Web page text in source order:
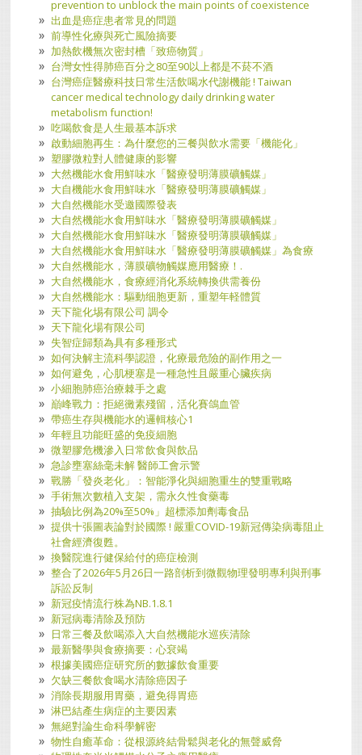
prevention to unblock the main points of coexistence
出血是癌症患者常見的問題
前導性化療與死亡風險摘要
加熱飲機無次密封槽「致癌物質」
台灣女性得肺癌百分之80至90以上都是不菸不酒
台灣癌症醫療科技日常生活飲喝水代謝機能 ! Taiwan
cancer medical technology daily drinking water
metabolism function!
吃喝飲食是人生最基本訴求
啟動細胞再生：為什麼您的三餐與飲水需要「機能化」
塑膠微粒對人體健康的影響
大然機能水食用鮮味水「醫療發明薄膜礦觸媒」
大自機能水食用鮮味水「醫療發明薄膜礦觸媒」
大自然機能水受邀國際發表
大自然機能水食用鮮味水「醫療發明薄膜礦觸媒」
大自然機能水食用鮮味水「醫療發明薄膜礦觸媒」
大自然機能水食用鮮味水「醫療發明薄膜礦觸媒」為食療
大自然機能水，薄膜礦物觸媒應用醫療！.
大自然機能水，食療經消化系統轉換供需養份
大自然機能水：驅動细胞更新，重塑年軽體質
天下龍化埸有限公司 調令
天下龍化場有限公司
失智症歸類為具有多種形式
如何決解主流科學認證，化療最危險的副作用之一
如何避免，心肌梗塞是一種急性且嚴重心臟疾病
小細胞肺癌治療棘手之處
巔峰戰力：拒絕黴素殘留，活化賽鴿血管
帶癌生存與機能水的邏輯核心1
年輕且功能旺盛的免疫細胞
微塑膠危機滲入日常飲食與飲品
急診壅塞絲毫未解 醫師工會示警
戰勝「發炎老化」：智能淨化與細胞重生的雙重戰略
手術無次數植入支架，需永久性食藥毒
抽驗比例為20%至50%」超標添加劑毒食品
提供十張圖表論對於國際 ! 嚴重COVID-19新冠傳染病毒阻止
社會經濟復甦。
換醫院進行健保給付的癌症檢測
整合了2026年5月26日一路剖析到微觀物理發明專利與刑事
訴訟反制
新冠疫情流行株為NB.1.8.1
新冠病毒清除及預防
日常三餐及飲喝添入大自然機能水巡疾清除
最新醫學與食療摘要：心袞竭
根據美國癌症研究所的數據飲食重要
欠缺三餐飲食喝水清除癌因子
消除長期服用胃藥，避免得胃癌
淋巴結產生病症的主要因素
無絕對論生命科學解密
物性自癒革命：從根源終結骨鬆與老化的無聲威脅